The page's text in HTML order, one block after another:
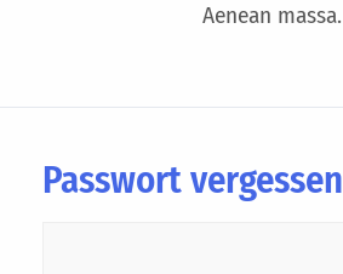
Aenean massa.
Passwort vergessen